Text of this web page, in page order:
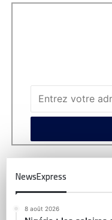
NewsExpress
8 août 2026